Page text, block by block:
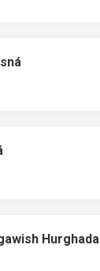
Hurghada